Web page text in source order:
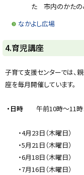
た 市内のかたの
なかよし広場
ト
ッ
プ
に
る
4.育児講座
子育て支援センターでは、
座を毎月開催しています。
・日時 午前10時～11時
・4月23日（木曜日）
・5月21日（木曜日）
・6月18日（木曜日）
・7月16日（木曜日） 「